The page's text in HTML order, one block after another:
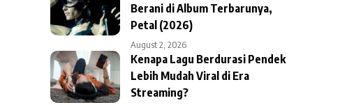
Berani di Album Terbarunya,
Petal (2026)
August 2, 2026
Kenapa Lagu Berdurasi Pendek
Lebih Mudah Viral di Era
Streaming?